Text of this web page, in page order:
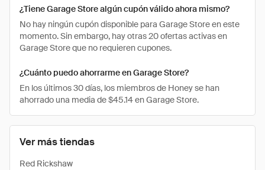
Ver más tiendas
Red Rickshaw
¿Tiene Garage Store algún cupón válido ahora mismo?
No hay ningún cupón disponible para Garage Store en este
momento. Sin embargo, hay otras 20 ofertas activas en
Garage Store que no requieren cupones.
¿Cuánto puedo ahorrarme en Garage Store?
En los últimos 30 días, los miembros de Honey se han
ahorrado una media de $45.14 en Garage Store.